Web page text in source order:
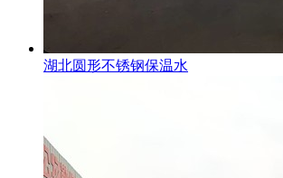
湖北圆形不锈钢保温水